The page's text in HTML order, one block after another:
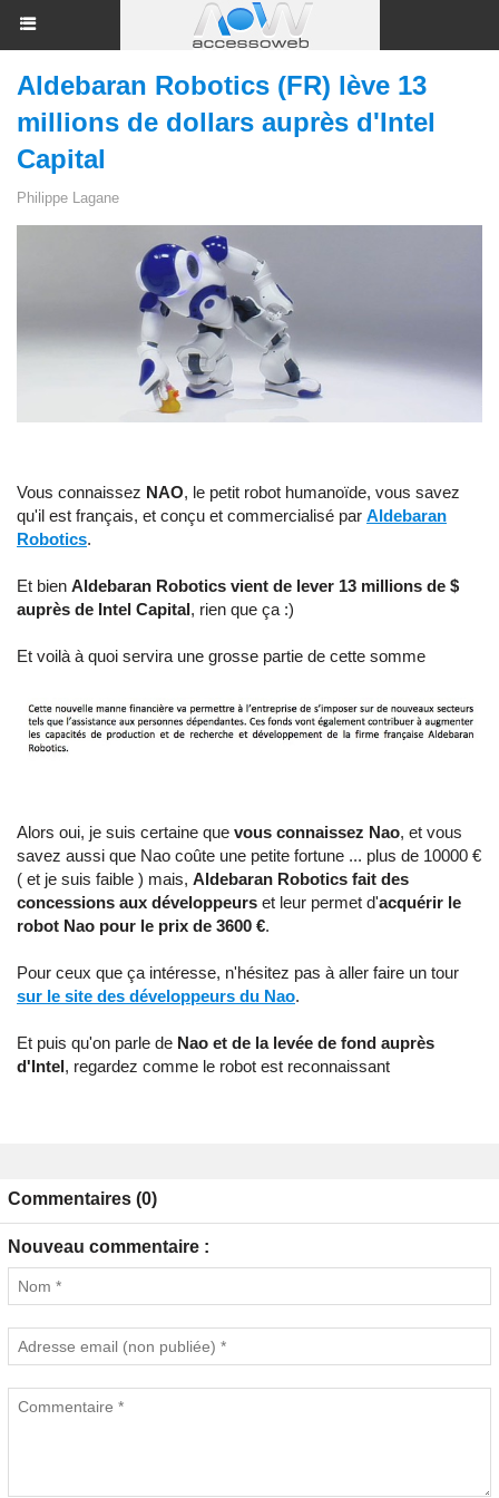
Aldebaran Robotics (FR) lève 13
millions de dollars auprès d'Intel
Capital
Philippe Lagane
Vous connaissez NAO, le petit robot humanoïde, vous savez
qu'il est français, et conçu et commercialisé par Aldebaran
Robotics.
Et bien Aldebaran Robotics vient de lever 13 millions de $
auprès de Intel Capital, rien que ça :)
Et voilà à quoi servira une grosse partie de cette somme
Alors oui, je suis certaine que vous connaissez Nao, et vous
savez aussi que Nao coûte une petite fortune ... plus de 10000 €
( et je suis faible ) mais, Aldebaran Robotics fait des
concessions aux développeurs et leur permet d'acquérir le
robot Nao pour le prix de 3600 €.
Pour ceux que ça intéresse, n'hésitez pas à aller faire un tour
sur le site des développeurs du Nao.
Et puis qu'on parle de Nao et de la levée de fond auprès
d'Intel, regardez comme le robot est reconnaissant
Commentaires (0)
Nouveau commentaire :